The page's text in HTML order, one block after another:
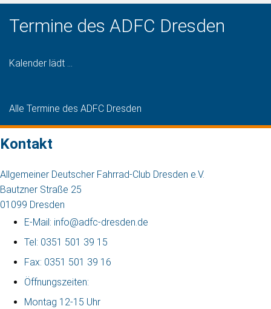
Termine des ADFC Dresden
Kalender lädt ...
Alle Termine des ADFC Dresden
Kontakt
Allgemeiner Deutscher Fahrrad-Club Dresden e.V.
Bautzner Straße 25
01099 Dresden
E-Mail: info@adfc-dresden.de
Tel: 0351 501 39 15
Fax: 0351 501 39 16
Öffnungszeiten:
Montag 12-15 Uhr